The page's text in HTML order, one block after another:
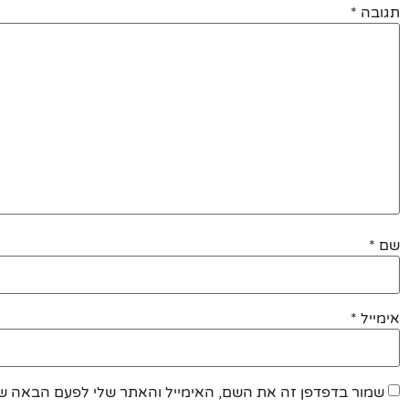
תגובה *
שם *
אימייל *
שמור בדפדפן זה את השם, האימייל והאתר שלי לפעם הבאה